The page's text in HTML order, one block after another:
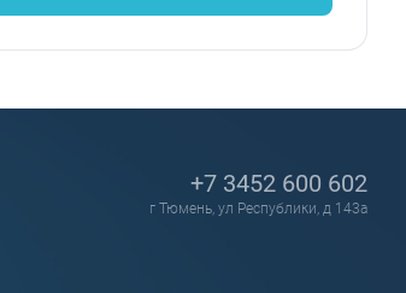
+7 3452 600 602
г Тюмень, ул Республики, д 143а